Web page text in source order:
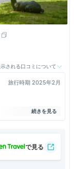
される口コミについて
旅行時期 2025年2月
。